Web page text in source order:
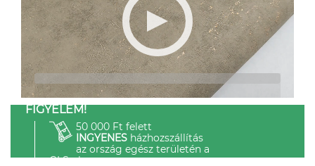
FIGYELEM!
50 000 Ft felett
INGYENESházhozszállítás
az ország egész területén a
GLS-el.